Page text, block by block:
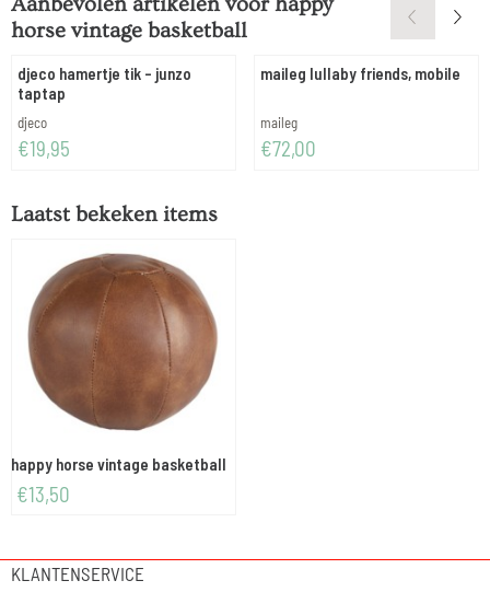
horse vintage basketball
djeco hamertje tik - junzo
taptap
Merk:
djeco
Prijs: 19,95
€19,95
maileg lullaby friends, mobile
Merk:
maileg
Prijs: 72,00
€72,00
Laatst bekeken items
happy horse vintage basketball
€13,50
KLANTENSERVICE